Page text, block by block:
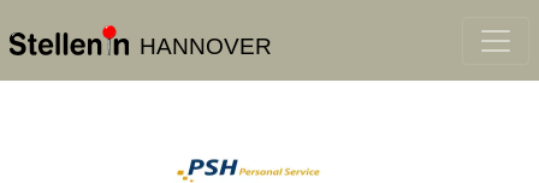
HANNOVER